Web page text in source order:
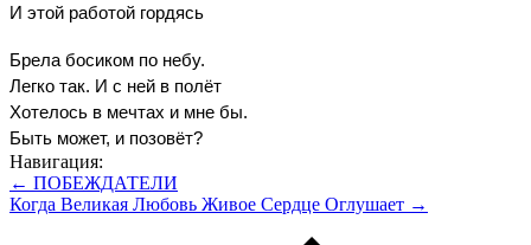
И этой работой гордясь
Брела босиком по небу.
Легко так. И с ней в полёт
Хотелось в мечтах и мне бы.
Быть может, и позовёт?
Навигация:
← ПОБЕЖДАТЕЛИ
Когда Великая Любовь Живое Сердце Оглушает →